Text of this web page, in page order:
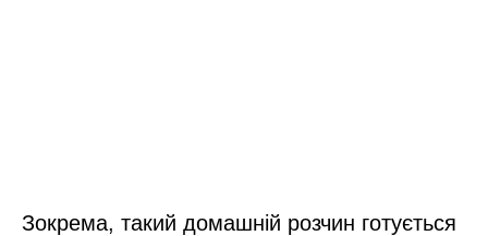
Зокрема, такий домашній розчин готується